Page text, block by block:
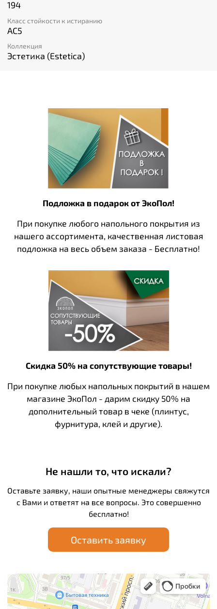
194
Класс стойкости к истиранию
AC5
Коллекция
Эстетика (Estetica)
Подложка в подарок от ЭкоПол!
При покупке любого напольного покрытия из
нашего ассортимента, качественная листовая
подложка на весь объем заказа - Бесплатно!
Скидка 50% на сопутствующие товары!
При покупке любых напольных покрытий в нашем
магазине ЭкоПол - дарим скидку 50% на
дополнительный товар в чеке (плинтус,
фурнитура, клей и другие).
Не нашли то, что искали?
Оставьте заявку, наши опытные менеджеры свяжутся
с Вами и ответят на все вопросы. Это совершенно
бесплатно!
Оставить заявку